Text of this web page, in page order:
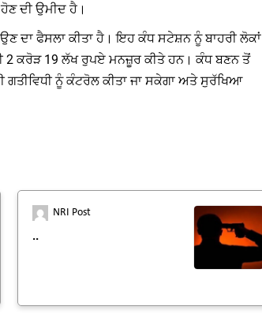
ਦੀ ਉਮੀਦ ਹੈ।
ਦਾ ਫੈਸਲਾ ਕੀਤਾ ਹੈ। ਇਹ ਕੰਧ ਸਟੇਸ਼ਨ ਨੂੰ ਬਾਹਰੀ ਲੋਕਾਂ
2 ਕਰੋੜ 19 ਲੱਖ ਰੁਪਏ ਮਨਜ਼ੂਰ ਕੀਤੇ ਹਨ। ਕੰਧ ਬਣਨ ਤੋਂ
ਨੂੰ ਕੰਟਰੋਲ ਕੀਤਾ ਜਾ ਸਕੇਗਾ ਅਤੇ ਸੁਰੱਖਿਆ
NRI Post
..